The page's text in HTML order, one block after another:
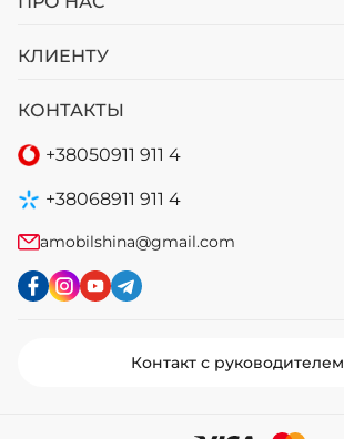
КЛИЕНТУ
КОНТАКТЫ
+38050911 911 4
+38068911 911 4
amobilshina@gmail.com
Контакт с руководителем